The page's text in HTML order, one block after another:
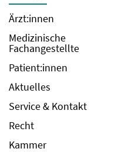
Ärzt:innen
Medizinische
Fachangestellte
Patient:innen
Aktuelles
Service & Kontakt
Recht
Kammer